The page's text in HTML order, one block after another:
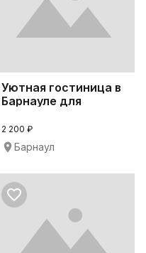
Уютная гостиница в
Барнауле для
2 200 ₽
Барнаул